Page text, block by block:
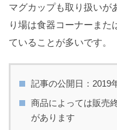
マグカップも取り扱いが
り場は食器コーナーまた
ていることが多いです。
記事の公開日：2019
商品によっては販売
があります